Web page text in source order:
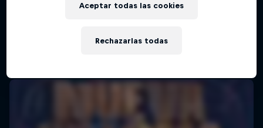
Rechazarlas todas
Aceptar todas las cookies